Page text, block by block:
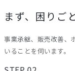
まず、困りご
事業承継、販売改善、
いることを伺います。